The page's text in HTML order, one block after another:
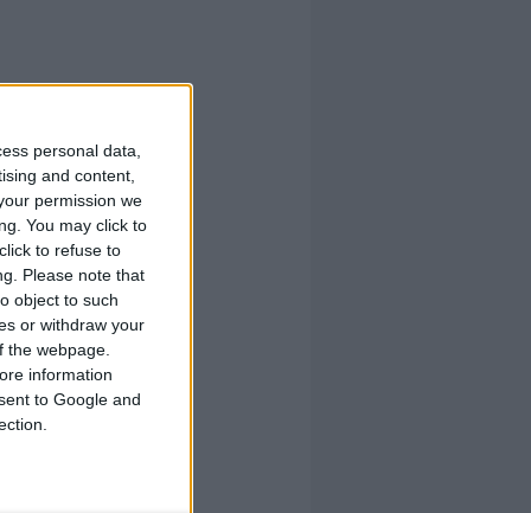
personal data,
and content,
permission we
You may click to
to refuse to
Please note that
object to such
or withdraw your
webpage.
information
to Google and